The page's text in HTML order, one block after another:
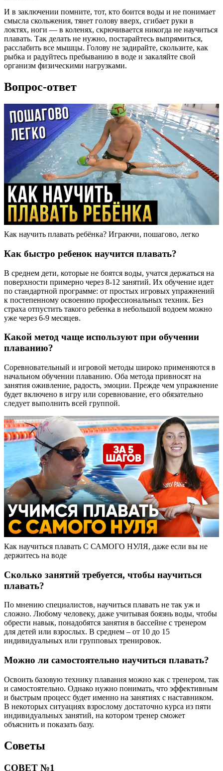
И в заключении помните, тот, кто боится воды и не понимает
смысла скольжения, тянет голову вверх, сгибает руки в
локтях, ноги — в коленях, скрючивается никогда не научиться
плавать. Так делать не нужно, постарайтесь выпрямиться,
расслабить все мышцы. Голову не задирайте, скользите, как
рыбка и радуйтесь пребыванию в воде и закаляйте свой
организм физическими нагрузками.
Вопрос-ответ
Как научить плавать ребёнка? Играючи, пошагово, легко
Как быстро ребенок научится плавать?
В среднем дети, которые не боятся воды, учатся держаться на
поверхности примерно через 8-12 занятий. Их обучение идет
по стандартной программе: от простых игровых упражнений
к постепенному освоению профессиональных техник. Без
страха отпустить такого ребенка в небольшой водоем можно
уже через 6-9 месяцев.
Какой метод чаще используют при обучении
плаванию?
Соревновательный и игровой методы широко применяются в
начальном обучении плаванию. Оба метода привносят на
занятия оживление, радость, эмоции. Прежде чем упражнение
будет включено в игру или соревнование, его обязательно
следует выполнить всей группой.
Как научиться плавать С САМОГО НУЛЯ, даже если вы не
держитесь на воде
Сколько занятий требуется, чтобы научиться
плавать?
По мнению специалистов, научиться плавать не так уж и
сложно. Любому человеку, даже учитывая боязнь воды, чтобы
обрести навык, понадобятся занятия в бассейне с тренером
для детей или взрослых. В среднем – от 10 до 15
индивидуальных или групповых тренировок.
Можно ли самостоятельно научиться плавать?
Освоить базовую технику плавания можно как с тренером, так
и самостоятельно. Однако нужно понимать, что эффективным
и быстрым процесс будет именно на занятиях с наставником.
В некоторых ситуациях взрослому достаточно курса из пяти
индивидуальных занятий, на котором тренер сможет
объяснить и показать базу.
Советы
СОВЕТ №1